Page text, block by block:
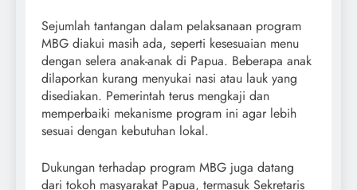
Sejumlah tantangan dalam pelaksanaan program
MBG diakui masih ada, seperti kesesuaian menu
dengan selera anak-anak di Papua. Beberapa anak
dilaporkan kurang menyukai nasi atau lauk yang
disediakan. Pemerintah terus mengkaji dan
memperbaiki mekanisme program ini agar lebih
sesuai dengan kebutuhan lokal.
Dukungan terhadap program MBG juga datang
dari tokoh masyarakat Papua, termasuk Sekretaris